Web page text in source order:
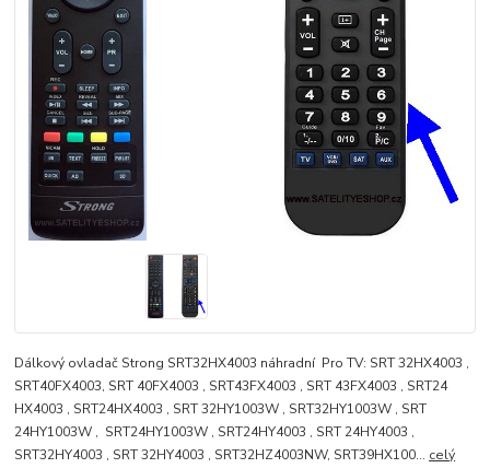
Dálkový ovladač Strong SRT32HX4003 náhradní Pro TV: SRT 32HX4003 ,
SRT40FX4003, SRT 40FX4003 , SRT43FX4003 , SRT 43FX4003 , SRT24
HX4003 , SRT24HX4003 , SRT 32HY1003W , SRT32HY1003W , SRT
24HY1003W , SRT24HY1003W , SRT24HY4003 , SRT 24HY4003 ,
SRT32HY4003 , SRT 32HY4003 , SRT32HZ4003NW, SRT39HX100... celý